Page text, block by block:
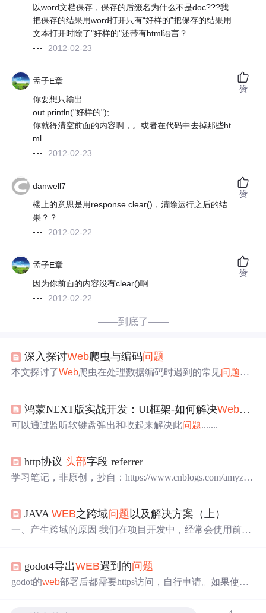
以word文档保存，保存的后缀名为什么不是doc???我
把保存的结果用word打开只有“好样的”把保存的结果用
文本打开时除了"好样的"还带有html语言？
2012-02-23
孟子E章
你要想只输出
out.println("好样的");
你就得清空前面的内容啊，。或者在代码中去掉那些ht
ml
2012-02-23
赞
danwell7
楼上的意思是用response.clear()，清除运行之后的结
果？？
2012-02-22
赞
孟子E章
因为你前面的内容没有clear()啊
2012-02-22
赞
——到底了——
深入探讨Web爬虫与编码问题
本文探讨了Web爬虫在处理数据编码时遇到的常见问题及
确处理。提供两种解决方法：移除请求头中的accept-encodi
ng字段避免压缩，或使用brotli库处理压缩数据。文章包含
运行至关重要。该案例为处理类似编码
考。
鸿蒙NEXT版实战开发：UI框架-如何解决Web页面
可以通过监听软键盘弹出和收起来解决此问题.......
http协议 头部字段 referrer
学习笔记，非原创，抄自：https://www.cnblogs.com/amyzh
可以显示访客是如何来到这个页面的，当浏览器向服务器
发起请求时，一般会带上这个字段，服务器...
JAVAWEB之跨域问题 以及解决方案（上）
一、产生跨域的原因 我们在项目开发中，经常会使用前后
略，就会产生跨域问题。 同源策略，它是由Netscape提出
的一个著名的安全策略。 现在所有支持JavaScript 的浏览器
godot4导出WEB遇到的问题
godot的web部署后都需要https访问，自行申请。如果使用n